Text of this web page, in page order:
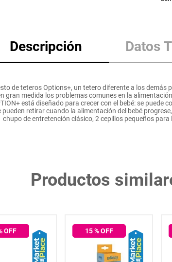
Descripción Datos
de teteros Options+, un tetero diferente a los demás
gran medida los problemas comunes en la
está diseñado para crecer con el bebé: se puede
retirar cuando la alimentación del bebé
chupo de entretención clásico, 2 cepillos pequeños
Productos
OFF 15% OFF